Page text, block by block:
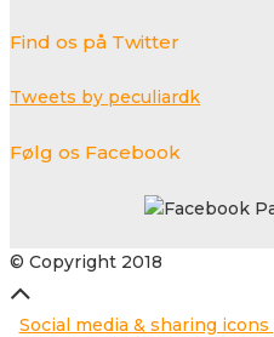
Find os på Twitter
Tweets by peculiardk
Følg os Facebook
© Copyright 2018
Social media & sharing icons